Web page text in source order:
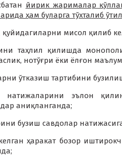
йирик жарималар
ҳам буларга тўхталиб
қуйидагиларни мисол қилиб
таҳлил қилишда
нотўғри ёки ёлғон
ўтказиш тартибини
натижаларини эълон
аниқланганда;
бузиш савдолар
ҳаракат бозор